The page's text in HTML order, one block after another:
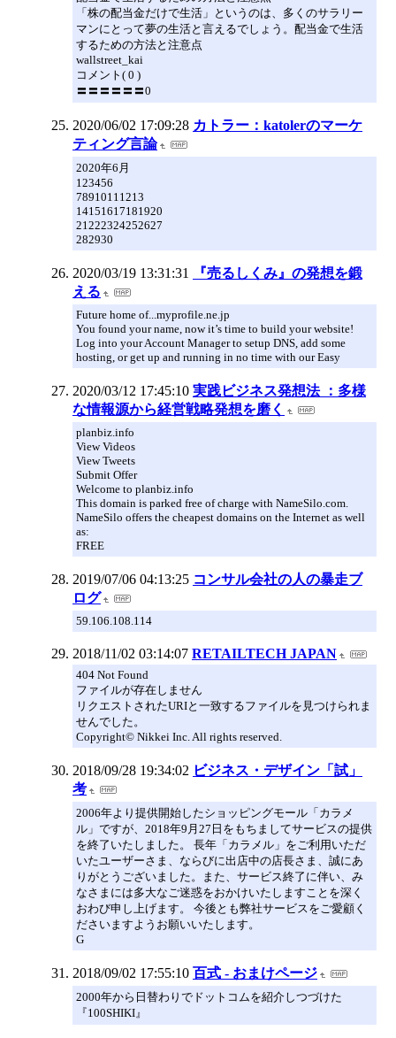
「株の配当金だけで生活」というのは、多くのサラリー
マンにとって夢の生活と言えるでしょう。配当金で生活
するための方法と注意点
wallstreet_kai
コメント( 0 )
〓〓〓〓〓〓0
2020/06/02 17:09:28 カトラー：katolerのマーケ
ティング言論
2020年6月
123456
78910111213
14151617181920
21222324252627
282930
2020/03/19 13:31:31
『売るしくみ』の発想を鍛
える
Future home of...myprofile.ne.jp
You found your name, now it’s time to build your website!
Log into your Account Manager to setup DNS, add some
hosting, or get up and running in no time with our Easy
2020/03/12 17:45:10 実践ビジネス発想法 ：多様
な情報源から経営戦略発想を磨く
planbiz.info
View Videos
View Tweets
Submit Offer
Welcome to planbiz.info
This domain is parked free of charge with NameSilo.com.
NameSilo offers the cheapest domains on the Internet as well
as:
FREE
2019/07/06 04:13:25 コンサル会社の人の暴走ブ
ログ
59.106.108.114
2018/11/02 03:14:07 RETAILTECH JAPAN
404 Not Found
ファイルが存在しません
リクエストされたURIと一致するファイルを見つけられま
せんでした。
Copyright© Nikkei Inc. All rights reserved.
2018/09/28 19:34:02 ビジネス・デザイン「試」
考
2006年より提供開始したショッピングモール「カラメ
ル」ですが、2018年9月27日をもちましてサービスの提供
を終了いたしました。 長年「カラメル」をご利用いただ
いたユーザーさま、ならびに出店中の店長さま、誠にあ
りがとうございました。また、サービス終了に伴い、み
なさまには多大なご迷惑をおかけいたしますことを深く
おわび申し上げます。 今後とも弊社サービスをご愛顧く
ださいますようお願いいたします。
G
2018/09/02 17:55:10 百式 - おまけページ
2000年から日替わりでドットコムを紹介しつづけた
『100SHIKI』